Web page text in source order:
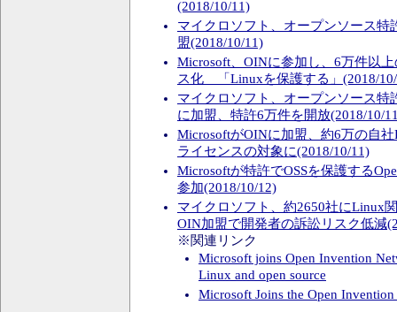
(2018/10/11)
マイクロソフト、オープンソース特
盟(2018/10/11)
Microsoft、OINに参加し、6万件以
ス化 「Linuxを保護する」(2018/
マイクロソフト、オープンソース特
に加盟、特許6万件を開放(2018/10/
MicrosoftがOINに加盟、約6万の自
ライセンスの対象に(2018/10/11)
Microsoftが特許でOSSを保護する
参加(2018/10/12)
マイクロソフト、約2650社にLinux
OIN加盟で開発者の訴訟リスク低減
※関連リンク
Microsoft joins Open Invention
Linux and open source
Microsoft Joins the Open